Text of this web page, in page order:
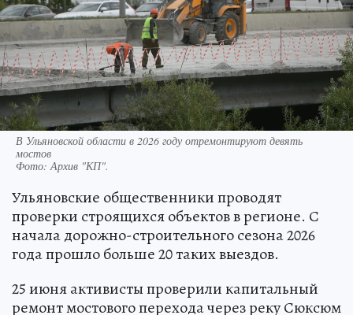
В Ульяновской области в 2026 году отремонтируют девять
мостов
Фото:Архив "КП".
Ульяновские общественники проводят
проверки строящихся объектов в регионе. С
начала дорожно-строительного сезона 2026
года прошло больше 20 таких выездов.
25 июня активисты проверили капитальный
ремонт мостового перехода через реку Сюксюм